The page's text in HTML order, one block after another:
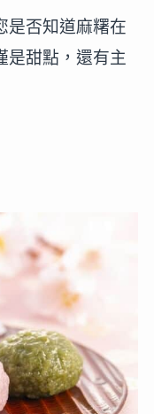
是否知道麻糬在
是甜點，還有主